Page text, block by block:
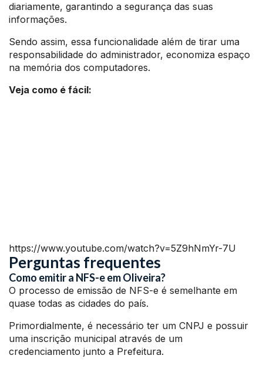
diariamente, garantindo a segurança das suas
informações.
Sendo assim, essa funcionalidade além de tirar uma
responsabilidade do administrador, economiza espaço
na memória dos computadores.
Veja como é fácil:
https://www.youtube.com/watch?v=5Z9hNmYr-7U
Perguntas frequentes
Como emitir a NFS-e em Oliveira?
O processo de emissão de NFS-e é semelhante em
quase todas as cidades do país.
Primordialmente, é necessário ter um CNPJ e possuir
uma inscrição municipal através de um
credenciamento junto a Prefeitura.